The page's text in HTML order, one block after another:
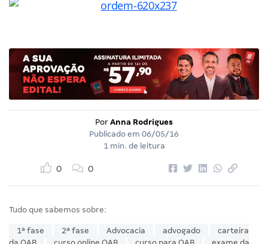
Por Anna Rodrigues
Publicado em 06/05/16
1 min. de leitura
0 0
Tudo que sabemos sobre:
1ª fase 2ª fase Advocacia advogado
carteira